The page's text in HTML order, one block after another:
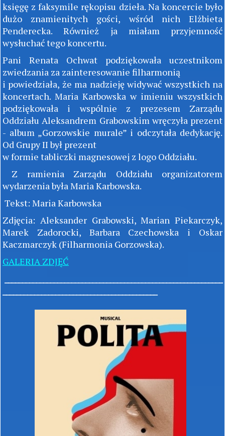
księgę z faksymile rękopisu dzieła. Na koncercie było
dużo znamienitych gości, wśród nich Elżbieta
Penderecka. Również ja miałam przyjemność
wysłuchać tego koncertu.
Pani Renata Ochwat podziękowała uczestnikom
zwiedzania za zainteresowanie filharmonią
i powiedziała, że ma nadzieję widywać wszystkich na
koncertach. Maria Karbowska w imieniu wszystkich
podziękowała i wspólnie z prezesem Zarządu
Oddziału Aleksandrem Grabowskim wręczyła prezent
- album „Gorzowskie murale” i odczytała dedykację.
Od Grupy II był prezent
w formie tabliczki magnesowej z logo Oddziału.
Z ramienia Zarządu Oddziału organizatorem
wydarzenia była Maria Karbowska.
Tekst: Maria Karbowska
Zdjęcia: Aleksander Grabowski, Marian Piekarczyk,
Marek Zadorocki, Barbara Czechowska i Oskar
Kaczmarczyk (Filharmonia Gorzowska).
GALERIA ZDJĘĆ